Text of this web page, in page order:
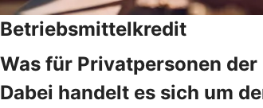
Betriebsmittelkredit
Was für Privatpersonen
Dabei handelt es sich um